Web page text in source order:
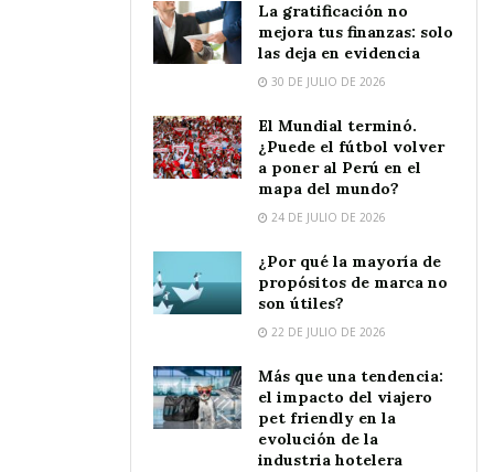
La gratificación no
mejora tus finanzas: solo
las deja en evidencia
30 DE JULIO DE 2026
El Mundial terminó.
¿Puede el fútbol volver
a poner al Perú en el
mapa del mundo?
24 DE JULIO DE 2026
¿Por qué la mayoría de
propósitos de marca no
son útiles?
22 DE JULIO DE 2026
Más que una tendencia:
el impacto del viajero
pet friendly en la
evolución de la
industria hotelera